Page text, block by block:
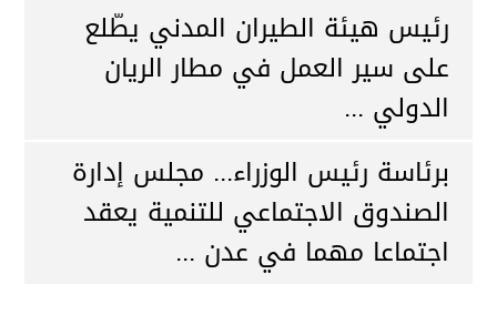
رئيس هيئة الطيران المدني يطّلع
على سير العمل في مطار الريان
الدولي ...
برئاسة رئيس الوزراء... مجلس إدارة
الصندوق الاجتماعي للتنمية يعقد
اجتماعا مهما في عدن ...